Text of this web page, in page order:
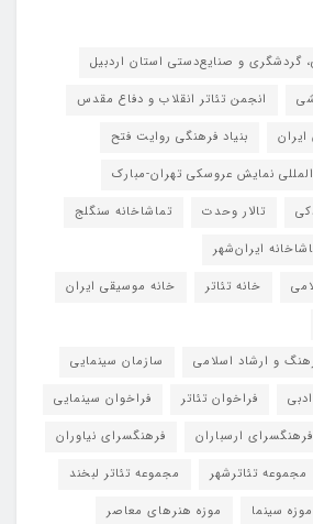
گردشگری و صنایع‌دستی استان اردبیل
انجمن تئاتر انقلاب و دفاع مقدس
بنیاد فرهنگی روایت فتح
نمایش عروسکی تهران-مبارک
تالار وحدت
تماشاخانه سنگلج
ایران‌شهر
خانه تئاتر
خانه موسیقی ایران
و ارشاد اسلامی
سازمان سینمایی
فراخوان تئاتر
فراخوان سینمایی
فرهنگسرای ارسباران
فرهنگسرای نیاوران
مجموعه تئاترشهر
مجموعه تئاتر لبخند
موزه سینما
موزه هنرهای معاصر